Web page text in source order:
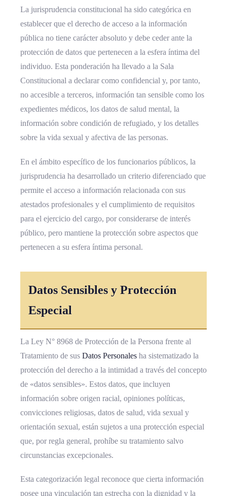
La jurisprudencia constitucional ha sido categórica en
establecer que el derecho de acceso a la información
pública no tiene carácter absoluto y debe ceder ante la
protección de datos que pertenecen a la esfera íntima del
individuo. Esta ponderación ha llevado a la Sala
Constitucional a declarar como confidencial y, por tanto,
no accesible a terceros, información tan sensible como los
expedientes médicos, los datos de salud mental, la
información sobre condición de refugiado, y los detalles
sobre la vida sexual y afectiva de las personas.
En el ámbito específico de los funcionarios públicos, la
jurisprudencia ha desarrollado un criterio diferenciado que
permite el acceso a información relacionada con sus
atestados profesionales y el cumplimiento de requisitos
para el ejercicio del cargo, por considerarse de interés
público, pero mantiene la protección sobre aspectos que
pertenecen a su esfera íntima personal.
Datos Sensibles y Protección
Especial
La Ley N° 8968 de Protección de la Persona frente al
Tratamiento de sus Datos Personales ha sistematizado la
protección del derecho a la intimidad a través del concepto
de «datos sensibles». Estos datos, que incluyen
información sobre origen racial, opiniones políticas,
convicciones religiosas, datos de salud, vida sexual y
orientación sexual, están sujetos a una protección especial
que, por regla general, prohíbe su tratamiento salvo
circunstancias excepcionales.
Esta categorización legal reconoce que cierta información
posee una vinculación tan estrecha con la dignidad y la